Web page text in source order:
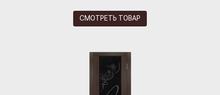
СМОТРЕТЬ ТОВАР